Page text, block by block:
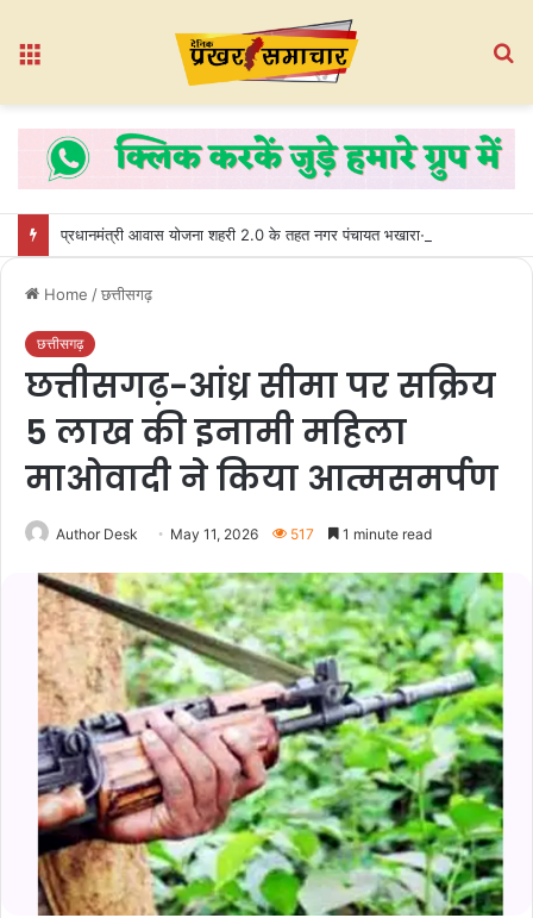
Home /छत्तीसगढ़
छत्तीसगढ़
छत्तीसगढ़-आंध्र सीमा पर सक्रिय
5 लाख की इनामी महिला
माओवादी ने किया आत्मसमर्पण
Author Desk May 11, 2026 517 1 minute read